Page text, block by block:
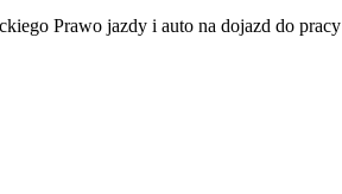
Prawo jazdy i auto na dojazd do pracy